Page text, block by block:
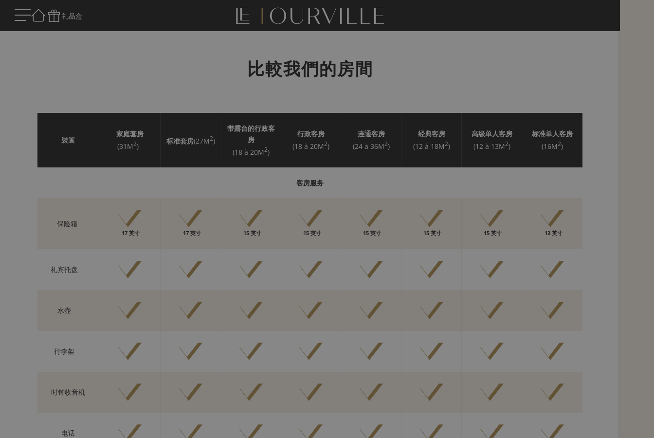
礼品盒
比較我們的房間
裝置
家庭套房
(31M2)
标准套房(27M2)
带露台的行政客
房
(18 à 20M2)
行政客房
(18 à 20M2)
连通客房
(24 à 36M2)
经典客房
(12 à 18M2)
高级单人客房
(12 à 13M2)
标准单人客房
(16M2)
客房服务
保险箱
17 英寸 17 英寸 15 英寸 15 英寸 15 英寸 15 英寸 15 英寸 13 英寸
礼宾托盘
水壶
行李架
时钟收音机
电话